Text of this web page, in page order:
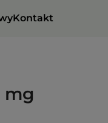
Kontakt
mg